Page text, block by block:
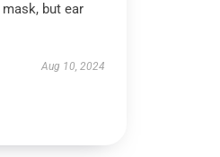
but ear
Aug 10, 2024